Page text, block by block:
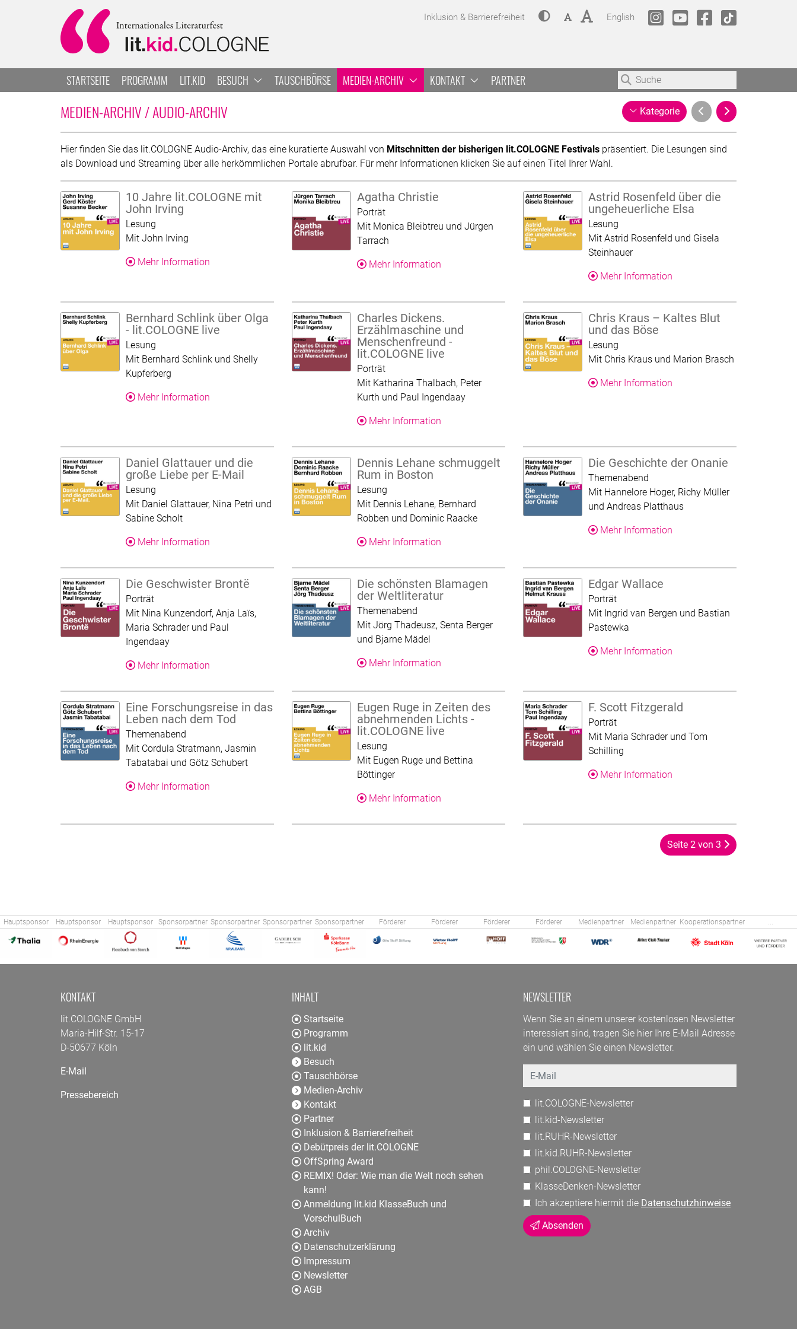
Zum Hauptbereich springen
Zur Navigation springen
Zur Suche springen Inklusion & Barrierefreiheit Alles über Inklusion auf dieser Website und bei unseren
KontrastSchriftgröße: Klein
Schriftgröße: Groß
Change language to
English lit.COLOGNE @ Instagram
lit.COLOGNE @Youtube
lit.COLOGNE
lit.COLOGNE @TikTok
STARTSEITE PROGRAMM LIT.KID BESUCH TAUSCHBÖRSE MEDIEN-ARCHIV KONTAKT PARTNER
MEDIEN-ARCHIV / AUDIO-ARCHIV Filter für
Kategorie Seite 2 von 3
AUDIO-ARCHIV
Hier finden Sie das lit.COLOGNE Audio-Archiv, das eine kuratierte Auswahl von Mitschnitten der bisherigen lit.COLOGNE Festivals präsentiert. Die Lesungen sind
als Download und Streaming über alle herkömmlichen Portale abrufbar. Für mehr Informationen klicken Sie auf einen Titel Ihrer Wahl.
10 Jahre lit.COLOGNE mit
John Irving
Kategorie:
Lesung
Mit John Irving
Mehr Information
Agatha Christie
Kategorie:
Porträt
Mit Monica Bleibtreu und Jürgen
Tarrach
Mehr Information
Astrid Rosenfeld über die
ungeheuerliche Elsa
Kategorie:
Lesung
Mit Astrid Rosenfeld und Gisela
Steinhauer
Mehr Information
Bernhard Schlink über Olga
- lit.COLOGNE live
Kategorie:
Lesung
Mit Bernhard Schlink und Shelly
Kupferberg
Mehr Information
Charles Dickens.
Erzählmaschine und
Menschenfreund -
lit.COLOGNE live
Kategorie:
Porträt
Mit Katharina Thalbach, Peter
Kurth und Paul Ingendaay
Mehr Information
Chris Kraus – Kaltes Blut
und das Böse
Kategorie:
Lesung
Mit Chris Kraus und Marion Brasch
Mehr Information
Daniel Glattauer und die
große Liebe per E-Mail
Kategorie:
Lesung
Mit Daniel Glattauer, Nina Petri und
Sabine Scholt
Mehr Information
Dennis Lehane schmuggelt
Rum in Boston
Kategorie:
Lesung
Mit Dennis Lehane, Bernhard
Robben und Dominic Raacke
Mehr Information
Die Geschichte der Onanie
Kategorie:
Themenabend
Mit Hannelore Hoger, Richy Müller
und Andreas Platthaus
Mehr Information
Die Geschwister Brontë
Kategorie:
Porträt
Mit Nina Kunzendorf, Anja Laïs,
Maria Schrader und Paul
Ingendaay
Mehr Information
Die schönsten Blamagen
der Weltliteratur
Kategorie:
Themenabend
Mit Jörg Thadeusz, Senta Berger
und Bjarne Mädel
Mehr Information
Edgar Wallace
Kategorie:
Porträt
Mit Ingrid van Bergen und Bastian
Pastewka
Mehr Information
Eine Forschungsreise in das
Leben nach dem Tod
Kategorie:
Themenabend
Mit Cordula Stratmann, Jasmin
Tabatabai und Götz Schubert
Mehr Information
Eugen Ruge in Zeiten des
abnehmenden Lichts -
lit.COLOGNE live
Kategorie:
Lesung
Mit Eugen Ruge und Bettina
Böttinger
Mehr Information
F. Scott Fitzgerald
Kategorie:
Porträt
Mit Maria Schrader und Tom
Schilling
Mehr Information
Seite 2 von 3
Hauptsponsor Hauptsponsor Hauptsponsor Sponsorpartner Sponsorpartner Sponsorpartner Sponsorpartner Förderer Förderer Förderer Förderer Medienpartner Medienpartner Kooperationspartner ...
KONTAKT
lit.COLOGNE GmbH
Maria-Hilf-Str. 15-17
D-50677 Köln
E-Mail
Pressebereich
INHALT
Startseite
Programm
lit.kid
Besuch
Tauschbörse
Medien-Archiv
Kontakt
Partner
Inklusion & Barrierefreiheit
Debütpreis der lit.COLOGNE
OffSpring Award
REMIX! Oder: Wie man die Welt noch sehen
kann!
Anmeldung lit.kid KlasseBuch und
VorschulBuch
Archiv
Datenschutzerklärung
Impressum
Newsletter
AGB
NEWSLETTER
Wenn Sie an einem unserer kostenlosen Newsletter
interessiert sind, tragen Sie hier Ihre E-Mail Adresse
ein und wählen Sie einen Newsletter.
Email
lit.COLOGNE-Newsletter
lit.kid-Newsletter
lit.RUHR-Newsletter
lit.kid.RUHR-Newsletter
phil.COLOGNE-Newsletter
KlasseDenken-Newsletter
Ich akzeptiere hiermit die Datenschutzhinweise
Absenden